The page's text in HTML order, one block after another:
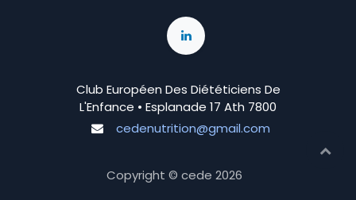
Club Européen Des Diététiciens De
L'Enfance • Esplanade 17 Ath 7800
cedenutrition@gmail.com
Copyright © cede 2026